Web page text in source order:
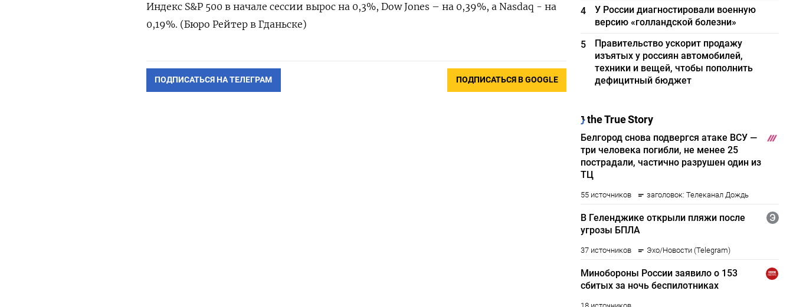
Индекс S&P 500 в начале сессии вырос на 0,3%, Dow Jones – на 0,39%, а Nasdaq - на
0,19%. (Бюро Рейтер в Гданьске)
ПОДПИСАТЬСЯ НА ТЕЛЕГРАМ ПОДПИСАТЬСЯ В GOOGLE
4
У России диагностировали военную
версию «голландской болезни»
5
Правительство ускорит продажу
изъятых у россиян автомобилей,
техники и вещей, чтобы пополнить
дефицитный бюджет